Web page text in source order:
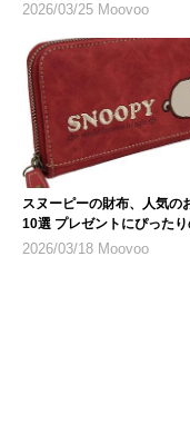
2026/03/25 Moovoo
スヌーピーの財布、人気の
10選 プレゼントにぴったり
も
2026/03/18 Moovoo